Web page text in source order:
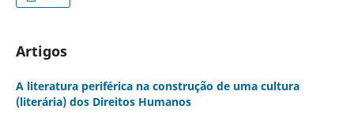
Artigos
A literatura periférica na construção de uma cultura
(literária) dos Direitos Humanos